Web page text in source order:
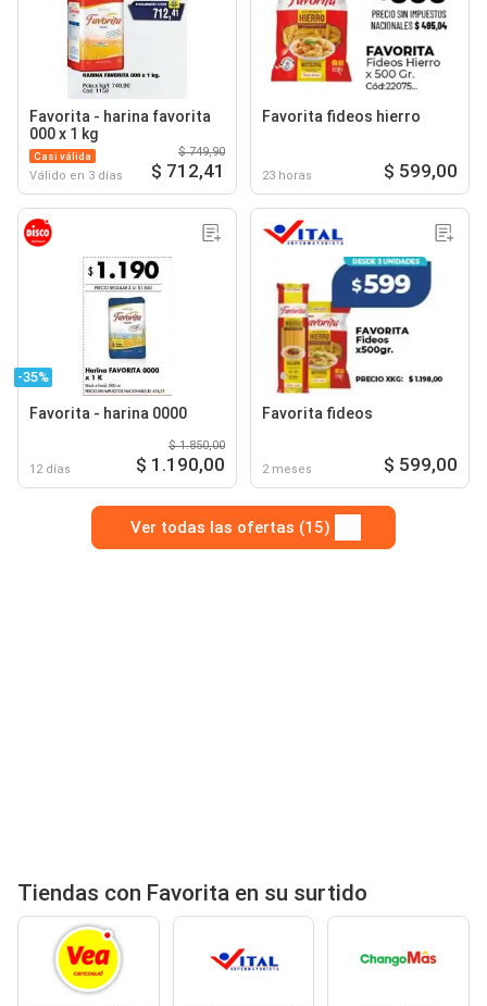
Favorita - harina favorita
000 x 1 kg
Casi válida
Válido en 3 días
$ 749,90
$ 712,41
Favorita fideos hierro
23 horas $ 599,00
-35%
Favorita - harina 0000
12 días
$ 1.850,00
$ 1.190,00
Favorita fideos
2 meses $ 599,00
Ver todas las ofertas (15)
Tiendas con Favorita en su surtido